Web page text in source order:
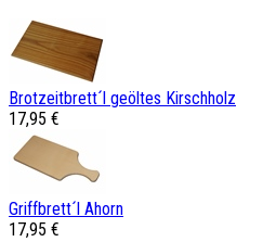
Brotzeitbrett´l geöltes Kirschholz
17,95 €
Griffbrett´l Ahorn
17,95 €